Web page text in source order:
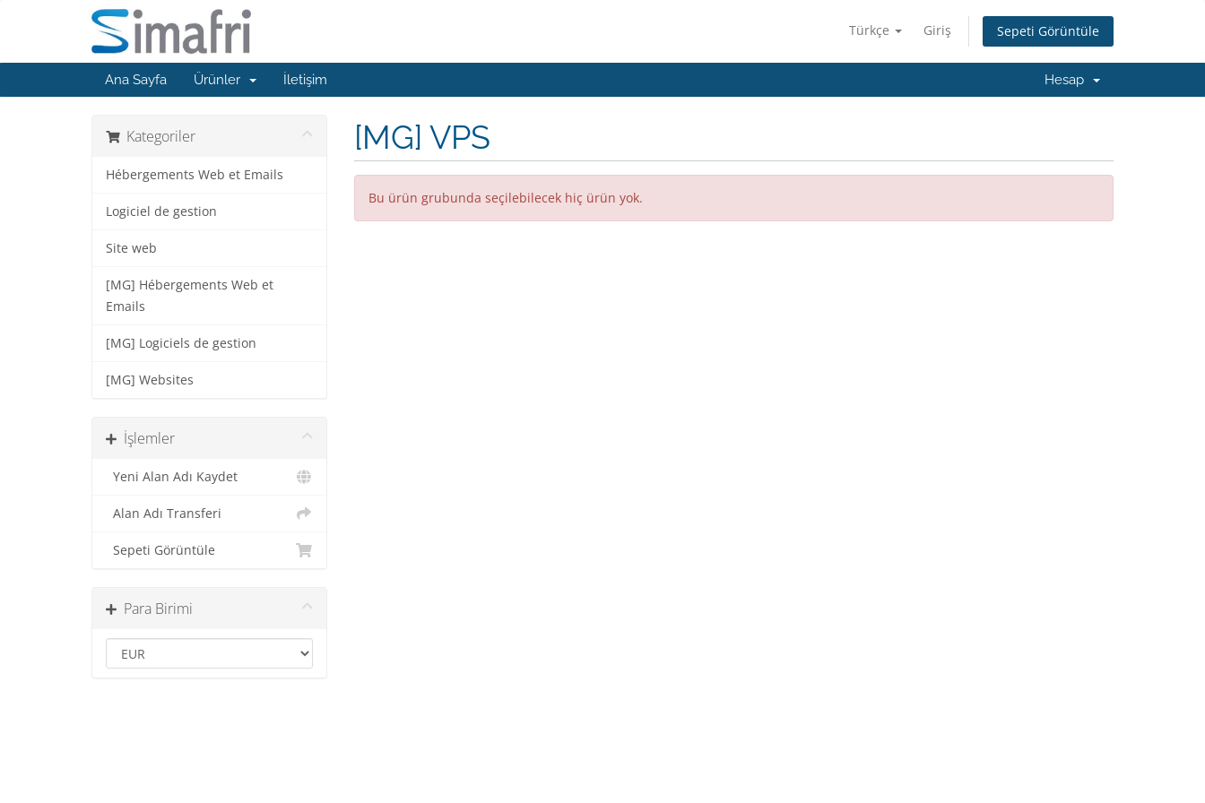
Türkçe Giriş Sepeti Görüntüle
Ana Sayfa Ürünler İletişim Hesap
Kategoriler
Hébergements Web et Emails
Logiciel de gestion
Site web
[MG] Hébergements Web et
Emails
[MG] Logiciels de gestion
[MG] Websites
İşlemler
Yeni Alan Adı Kaydet
Alan Adı Transferi
Sepeti Görüntüle
Para Birimi
[MG] VPS
Bu ürün grubunda seçilebilecek hiç ürün yok.